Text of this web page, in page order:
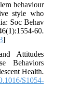
behaviour
style who
Soc Behav
60.
Attitudes
Behaviors
Health.
S1054-